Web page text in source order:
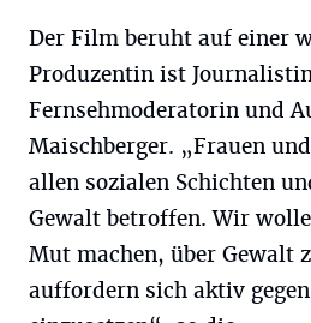
Der Film beruht auf einer
Produzentin ist
Fernsehmoderatorin und
Maischberger. „Frauen
allen sozialen Schichten
Gewalt betroffen. Wir
Mut machen, über Gewalt
auffordern sich aktiv